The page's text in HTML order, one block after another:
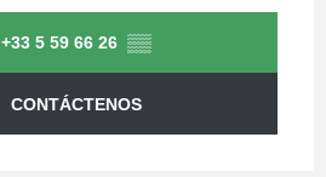
+33 5 59 66 26 ▒▒
CONTÁCTENOS